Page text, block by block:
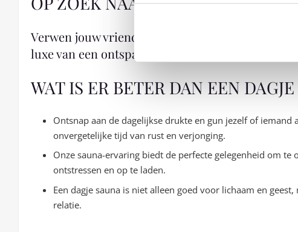
Verwen jouw vriend, vriendin, geliefde of
luxe van een ontspannend dagje sauna!
WAT IS ER BETER DAN EEN
Ontsnap aan de dagelijkse drukte en gun jezelf of iemand
onvergetelijke tijd van rust en verjonging.
Onze sauna-ervaring biedt de perfecte gelegenheid om te
ontstressen en op te laden.
Een dagje sauna is niet alleen goed voor lichaam en
relatie.